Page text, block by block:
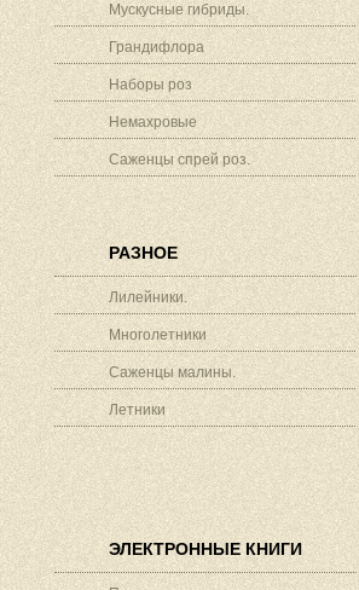
Мускусные гибриды.
Грандифлора
Наборы роз
Немахровые
Саженцы спрей роз.
РАЗНОЕ
Лилейники.
Многолетники
Саженцы малины.
Летники
ЭЛЕКТРОННЫЕ КНИГИ